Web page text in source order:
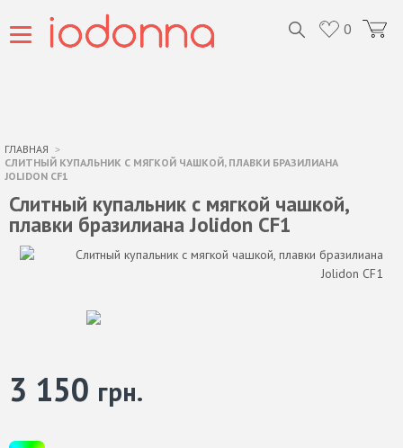
0
ГЛАВНАЯ
СЛИТНЫЙ КУПАЛЬНИК С МЯГКОЙ ЧАШКОЙ, ПЛАВКИ БРАЗИЛИАНА
JOLIDON CF1
Слитный купальник с мягкой чашкой,
плавки бразилиана Jolidon CF1
3 150 грн.